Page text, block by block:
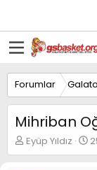
Forumlar
Mihriban
K
o
Eyüp Yıldız
B
a